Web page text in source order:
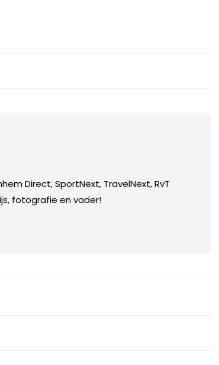
Direct, SportNext, TravelNext, RvT
fotografie en vader!